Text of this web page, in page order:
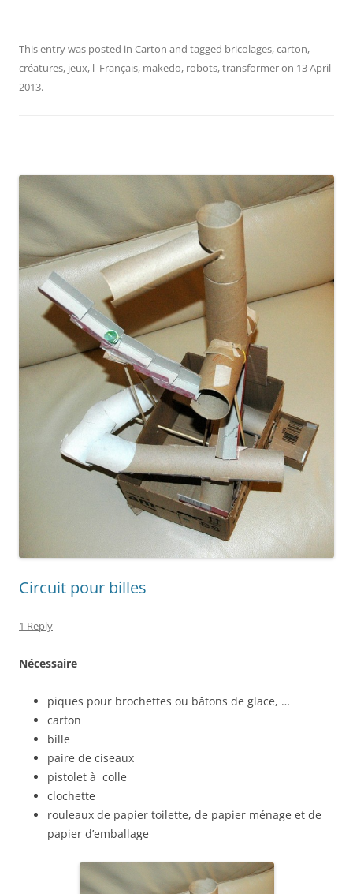
This entry was posted in Carton and tagged bricolages,carton,
créatures, jeux, l_Français, makedo, robots,transformeron 13 April
2013.
Circuit pour billes
1 Reply
Nécessaire
piques pour brochettes ou bâtons de glace, …
carton
bille
paire de ciseaux
pistolet à colle
clochette
rouleaux de papier toilette, de papier ménage et de
papier d’emballage